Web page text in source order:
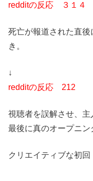
redditの反応 ３１４
死亡が報道された直
き。
↓
redditの反応 212
視聴者を誤解させ、
最後に真のオープニン
クリエイティブな初